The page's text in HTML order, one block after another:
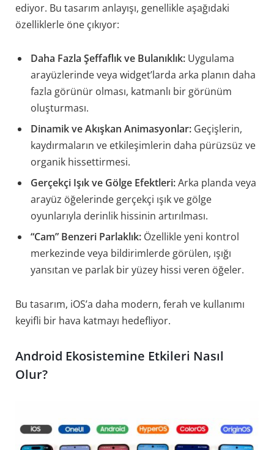
ediyor. Bu tasarım anlayışı, genellikle aşağıdaki
özelliklerle öne çıkıyor:
Daha Fazla Şeffaflık ve Bulanıklık: Uygulama
arayüzlerinde veya widget’larda arka planın daha
fazla görünür olması, katmanlı bir görünüm
oluşturması.
Dinamik ve Akışkan Animasyonlar: Geçişlerin,
kaydırmaların ve etkileşimlerin daha pürüzsüz ve
organik hissettirmesi.
Gerçekçi Işık ve Gölge Efektleri:Arka planda veya
arayüz öğelerinde gerçekçi ışık ve gölge
oyunlarıyla derinlik hissinin artırılması.
“Cam” Benzeri Parlaklık: Özellikle yeni kontrol
merkezinde veya bildirimlerde görülen, ışığı
yansıtan ve parlak bir yüzey hissi veren öğeler.
Bu tasarım, iOS’a daha modern, ferah ve kullanımı
keyifli bir hava katmayı hedefliyor.
Android Ekosistemine Etkileri Nasıl
Olur?